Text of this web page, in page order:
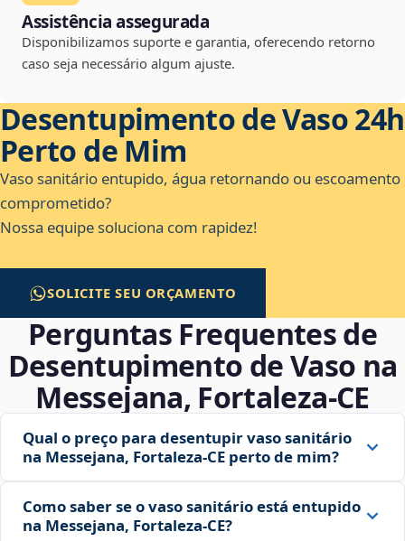
Assistência assegurada
Disponibilizamos suporte e garantia, oferecendo retorno
caso seja necessário algum ajuste.
Desentupimento de Vaso 24h
Perto de Mim
Vaso sanitário entupido, água retornando ou escoamento
comprometido?
Nossa equipe soluciona com rapidez!
SOLICITE SEU ORÇAMENTO
Perguntas Frequentes de
Desentupimento de Vaso na
Messejana, Fortaleza‑CE
Qual o preço para desentupir vaso sanitário
na Messejana, Fortaleza‑CE perto de mim?
Como saber se o vaso sanitário está entupido
na Messejana, Fortaleza‑CE?